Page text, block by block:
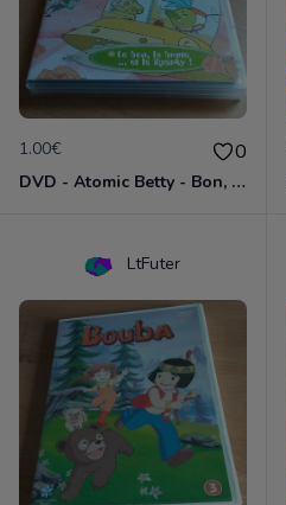
1.00€ 0
DVD - Atomic Betty - Bon, brute et Sparky
LtFuter